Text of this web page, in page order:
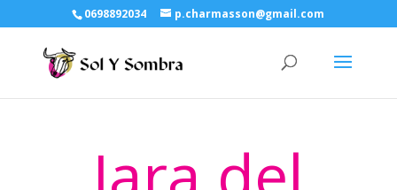
0698892034 p.charmasson@gmail.com